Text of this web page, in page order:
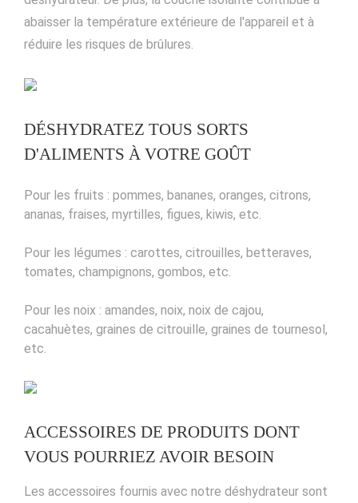
abaisser la température extérieure de l'appareil et à
réduire les risques de brûlures.
DÉSHYDRATEZ TOUS SORTS
D'ALIMENTS À VOTRE GOÛT
Pour les fruits : pommes, bananes, oranges, citrons,
ananas, fraises, myrtilles, figues, kiwis, etc.
Pour les légumes : carottes, citrouilles, betteraves,
tomates, champignons, gombos, etc.
Pour les noix : amandes, noix, noix de cajou,
cacahuètes, graines de citrouille, graines de tournesol,
etc.
ACCESSOIRES DE PRODUITS DONT
VOUS POURRIEZ AVOIR BESOIN
Les accessoires fournis avec notre déshydrateur sont